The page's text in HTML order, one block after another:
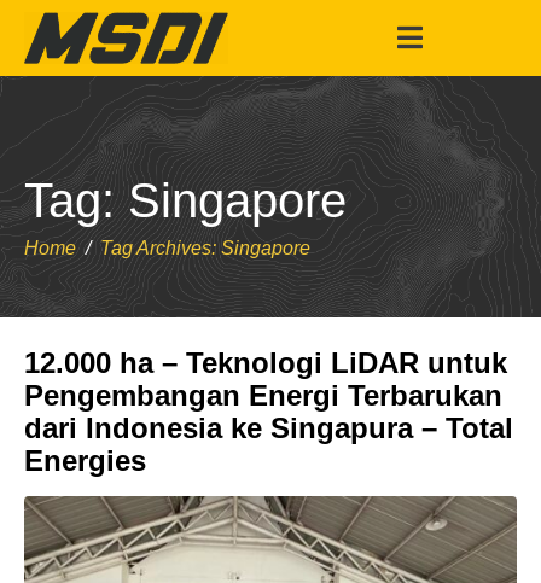
Tag:Singapore
Home Tag Archives: Singapore
12.000 ha – Teknologi LiDAR untuk
Pengembangan Energi Terbarukan
dari Indonesia ke Singapura – Total
Energies